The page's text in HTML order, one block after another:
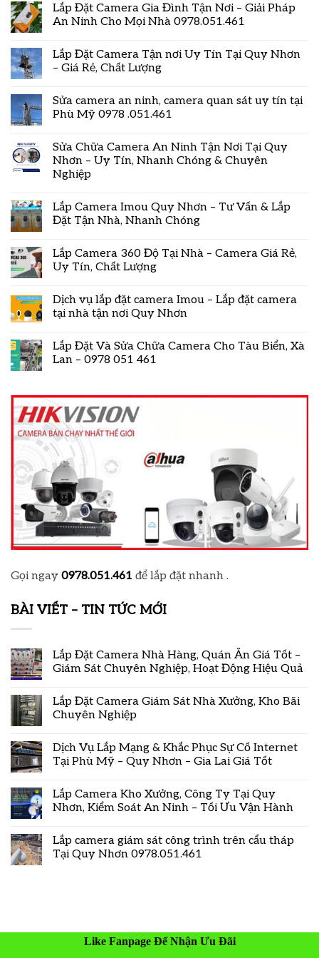
Lắp Đặt Camera Gia Đình Tận Nơi – Giải Pháp
An Ninh Cho Mọi Nhà 0978.051.461
Lắp Đặt Camera Tận nơi Uy Tín Tại Quy Nhơn
– Giá Rẻ, Chất Lượng
Sửa camera an ninh, camera quan sát uy tín tại
Phù Mỹ 0978 .051.461
Sửa Chữa Camera An Ninh Tận Nơi Tại Quy
Nhơn – Uy Tín, Nhanh Chóng & Chuyên
Nghiệp
Lắp Camera Imou Quy Nhơn – Tư Vấn & Lắp
Đặt Tận Nhà, Nhanh Chóng
Lắp Camera 360 Độ Tại Nhà – Camera Giá Rẻ,
Uy Tín, Chất Lượng
Dịch vụ lắp đặt camera Imou – Lắp đặt camera
tại nhà tận nơi Quy Nhơn
Lắp Đặt Và Sửa Chữa Camera Cho Tàu Biển, Xà
Lan – 0978 051 461
Gọi ngay 0978.051.461 để lắp đặt nhanh .
BÀI VIẾT – TIN TỨC MỚI
Lắp Đặt Camera Nhà Hàng, Quán Ăn Giá Tốt –
Giám Sát Chuyên Nghiệp, Hoạt Động Hiệu Quả
Lắp Đặt Camera Giám Sát Nhà Xưởng, Kho Bãi
Chuyên Nghiệp
Dịch Vụ Lắp Mạng & Khắc Phục Sự Cố Internet
Tại Phù Mỹ – Quy Nhơn – Gia Lai Giá Tốt
Lắp Camera Kho Xưởng, Công Ty Tại Quy
Nhơn, Kiểm Soát An Ninh – Tối Ưu Vận Hành
Lắp camera giám sát công trình trên cẩu tháp
Tại Quy Nhơn 0978.051.461
Like Fanpage Để Nhận Ưu Đãi